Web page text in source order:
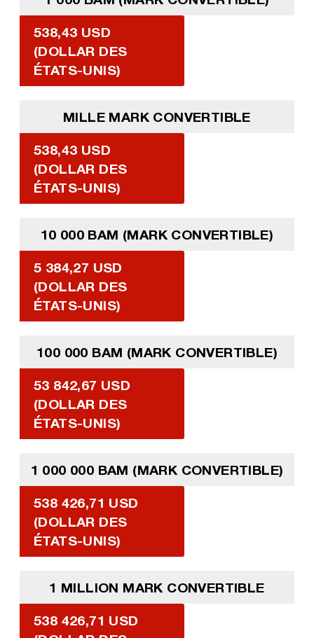
538,43 USD
(DOLLAR DES
ÉTATS-UNIS)
MILLE MARK CONVERTIBLE
538,43 USD
(DOLLAR DES
ÉTATS-UNIS)
10 000 BAM (MARK CONVERTIBLE)
5 384,27 USD
(DOLLAR DES
ÉTATS-UNIS)
100 000 BAM (MARK CONVERTIBLE)
53 842,67 USD
(DOLLAR DES
ÉTATS-UNIS)
1 000 000 BAM (MARK CONVERTIBLE)
538 426,71 USD
(DOLLAR DES
ÉTATS-UNIS)
1 MILLION MARK CONVERTIBLE
538 426,71 USD